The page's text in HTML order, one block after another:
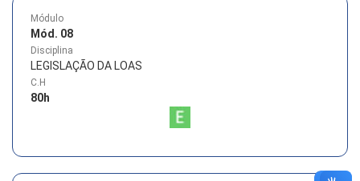
Módulo
Mód. 08
Disciplina
LEGISLAÇÃO DA LOAS
C.H
80h